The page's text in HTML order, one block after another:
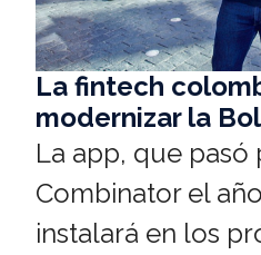
La fintech
modernizar la
La app, que pasó
Combinator el
instalará en los